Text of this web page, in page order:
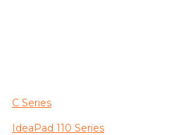
C Series
IdeaPad 110 Series